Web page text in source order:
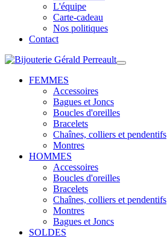
L'équipe
Carte-cadeau
Nos politiques
Contact
FEMMES
Accessoires
Bagues et Joncs
Boucles d'oreilles
Bracelets
Chaînes, colliers et pendentifs
Montres
HOMMES
Accessoires
Boucles d'oreilles
Bracelets
Chaînes, colliers et pendentifs
Montres
Bagues et Joncs
SOLDES